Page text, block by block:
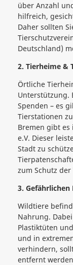
über Anzahl
hilfreich,
Daher sollten
Deutschland)
2. Tierheime &
Örtliche
Unterstützung.
Spenden – es
Tierstationen
Bremen gibt es
e.V. Dieser
Stadt zu
zum Schutz
3.
Wildtiere
Nahrung.
Plastiktüten
und in
verhindern,
entfernt